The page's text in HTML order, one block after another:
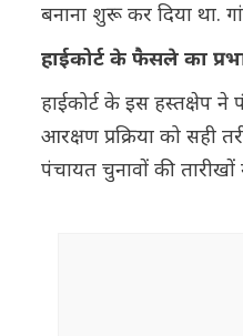
बनाना शुरू कर दिया था.
हाईकोर्ट के फैसले का
हाईकोर्ट के इस हस्तक्षेप
आरक्षण प्रक्रिया को सही
पंचायत चुनावों की तारीखों